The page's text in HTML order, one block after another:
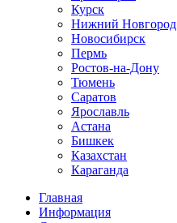
Курск
Нижний Новгород
Новосибирск
Пермь
Ростов-на-Дону
Тюмень
Саратов
Ярославль
Астана
Бишкек
Казахстан
Караганда
Главная
Информация